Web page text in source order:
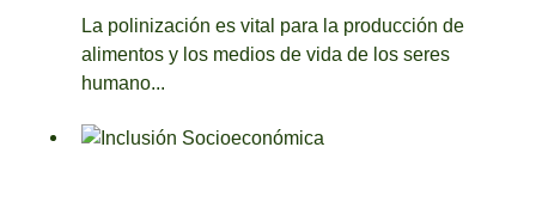
La polinización es vital para la producción de
alimentos y los medios de vida de los seres
humano...